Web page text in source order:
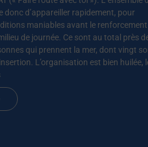
donc d’appareiller rapidement, pour
maniables avant le
de journée. Ce sont au total près
qui prennent la mer, dont vingt
L’organisation est bien huilée,